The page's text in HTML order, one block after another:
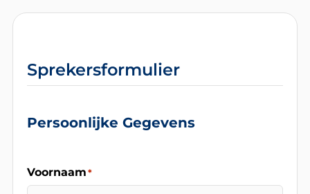
Sprekersformulier
Persoonlijke Gegevens
Voornaam*